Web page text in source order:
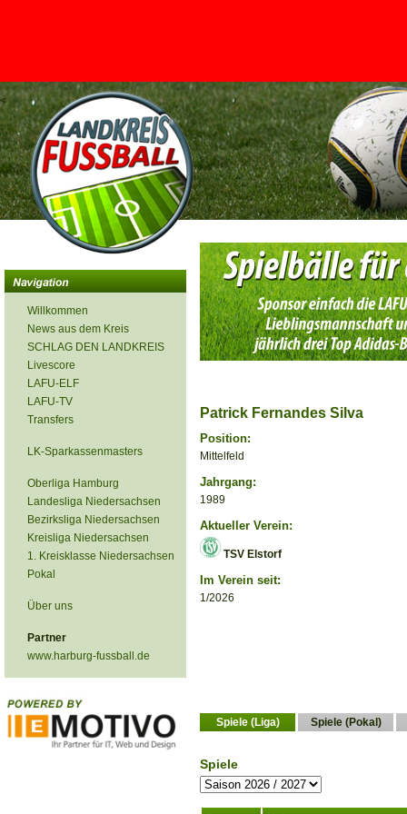
<
Willkommen
News aus dem Kreis
SCHLAG DEN LANDKREIS
Livescore
LAFU-ELF
LAFU-TV
Transfers
LK-Sparkassenmasters
Oberliga Hamburg
Landesliga Niedersachsen
Bezirksliga Niedersachsen
Kreisliga Niedersachsen
1. Kreisklasse Niedersachsen
Pokal
Über uns
Partner
www.harburg-fussball.de
Patrick Fernandes Silva
Position:
Mittelfeld
Jahrgang:
1989
Aktueller Verein:
TSV Elstorf
Im Verein seit:
1/2026
Spiele (Liga) Spiele (Pokal)
Spiele